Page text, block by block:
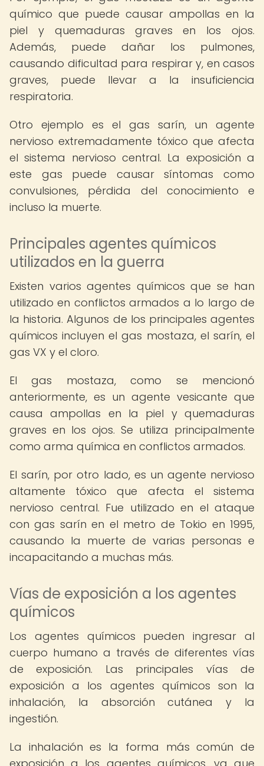
químico que puede causar ampollas en la
piel y quemaduras graves en los ojos.
Además, puede dañar los pulmones,
causando dificultad para respirar y, en casos
graves, puede llevar a la insuficiencia
respiratoria.
Otro ejemplo es el gas sarín, un agente
nervioso extremadamente tóxico que afecta
el sistema nervioso central. La exposición a
este gas puede causar síntomas como
convulsiones, pérdida del conocimiento e
incluso la muerte.
Principales agentes químicos
utilizados en la guerra
Existen varios agentes químicos que se han
utilizado en conflictos armados a lo largo de
la historia. Algunos de los principales agentes
químicos incluyen el gas mostaza, el sarín, el
gas VX y el cloro.
El gas mostaza, como se mencionó
anteriormente, es un agente vesicante que
causa ampollas en la piel y quemaduras
graves en los ojos. Se utiliza principalmente
como arma química en conflictos armados.
El sarín, por otro lado, es un agente nervioso
altamente tóxico que afecta el sistema
nervioso central. Fue utilizado en el ataque
con gas sarín en el metro de Tokio en 1995,
causando la muerte de varias personas e
incapacitando a muchas más.
Vías de exposición a los agentes
químicos
Los agentes químicos pueden ingresar al
cuerpo humano a través de diferentes vías
de exposición. Las principales vías de
exposición a los agentes químicos son la
inhalación, la absorción cutánea y la
ingestión.
La inhalación es la forma más común de